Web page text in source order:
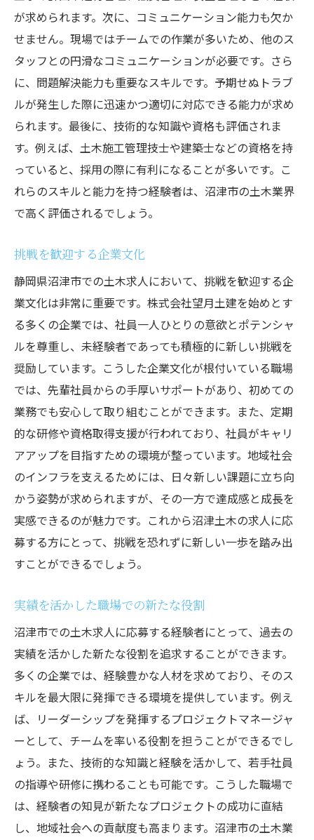
が求められます。次に、コミュニケーション能力も欠か
せません。現場ではチームでの作業が多いため、他のス
タッフとの円滑なコミュニケーションが必要です。さら
に、問題解決能力も重要なスキルです。予期せぬトラブ
ルが発生した際に迅速かつ適切に対応できる能力が求め
られます。最後に、技術的な知識や資格も評価されま
す。例えば、土木施工管理技士や建築士などの資格を持
っていると、採用の際に有利になることが多いです。こ
れらのスキルと能力を持つ経験者は、沼津市の土木業界
で高く評価されるでしょう。
挑戦を歓迎する企業文化
静岡県沼津市での土木求人において、挑戦を歓迎する企
業文化は非常に重要です。株式会社望月土建を始めとす
る多くの企業では、社員一人ひとりの意欲とポテンシャ
ルを尊重し、未経験者であっても積極的に新しい挑戦を
奨励しています。こうした企業文化が根付いている職場
では、先輩社員からの手厚いサポートがあり、初めての
業務でも安心して取り組むことができます。また、定期
的な研修や資格取得支援が行われており、社員がキャリ
アアップを目指すための環境が整っています。地域社会
のインフラを支えるためには、日々新しい課題に立ち向
かう姿勢が求められますが、その一方で達成感と成長を
実感できるのが魅力です。これから沼津土木の求人に応
募する方にとって、挑戦を恐れずに新しい一歩を踏み出
すことができるでしょう。
実績を活かした職場での新たな役割
沼津市での土木求人に応募する経験者にとって、過去の
実績を活かした新たな役割を追求することができます。
多くの企業では、経験豊かな人材を求めており、そのス
キルを最大限に発揮できる環境を提供しています。例え
ば、リーダーシップを発揮するプロジェクトマネージャ
ーとして、チームを率いる役割を担うことができるでし
ょう。また、技術的な知識と経験を活かして、若手社員
の指導や研修に携わることも可能です。こうした職場で
は、経験者の知見が新たなプロジェクトの成功に直結
し、地域社会への貢献度も高まります。沼津市の土木業